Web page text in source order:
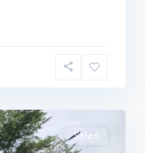
Sales